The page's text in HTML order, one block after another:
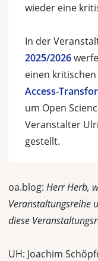
wieder eine
In der
2025/2026
einen
Access-
um Open
Veranstalter
gestellt.
oa.blog: Herr Herb,
Veranstaltungsreihe
diese
UH: Joachim